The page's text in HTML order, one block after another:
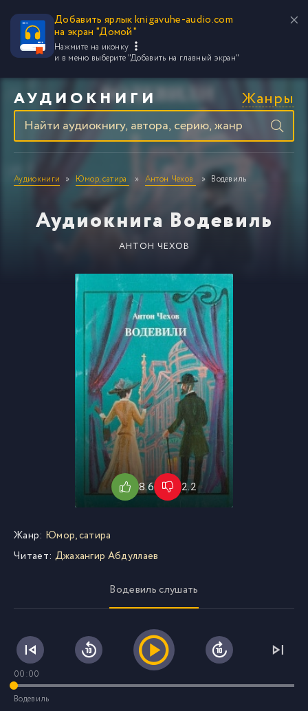
Добавить ярлык knigavuhe-audio.com
на экран "Домой"
Нажмите на иконку
и в меню выберите "Добавить на главный экран"
АУДИОКНИГИ Жанры
Аудиокниги Юмор, сатира Антон Чехов Водевиль
Аудиокнига Водевиль
АНТОН ЧЕХОВ
8.6 2.2
Жанр: Юмор, сатира
Читает: Джахангир Абдуллаев
Водевиль слушать
00:00
Водевиль